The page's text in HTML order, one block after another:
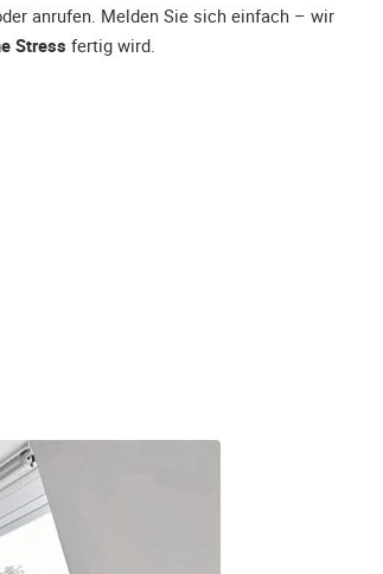
anrufen. Melden Sie sich einfach – wir
Stress fertig wird.